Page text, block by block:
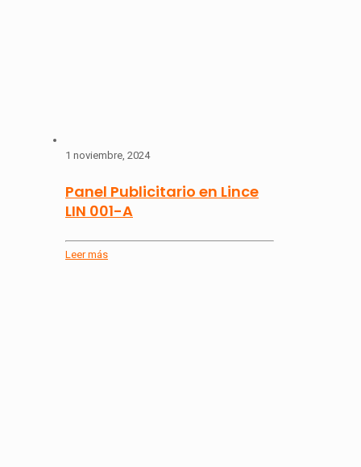
1 noviembre, 2024
Panel Publicitario en Lince
LIN 001-A
Leer más